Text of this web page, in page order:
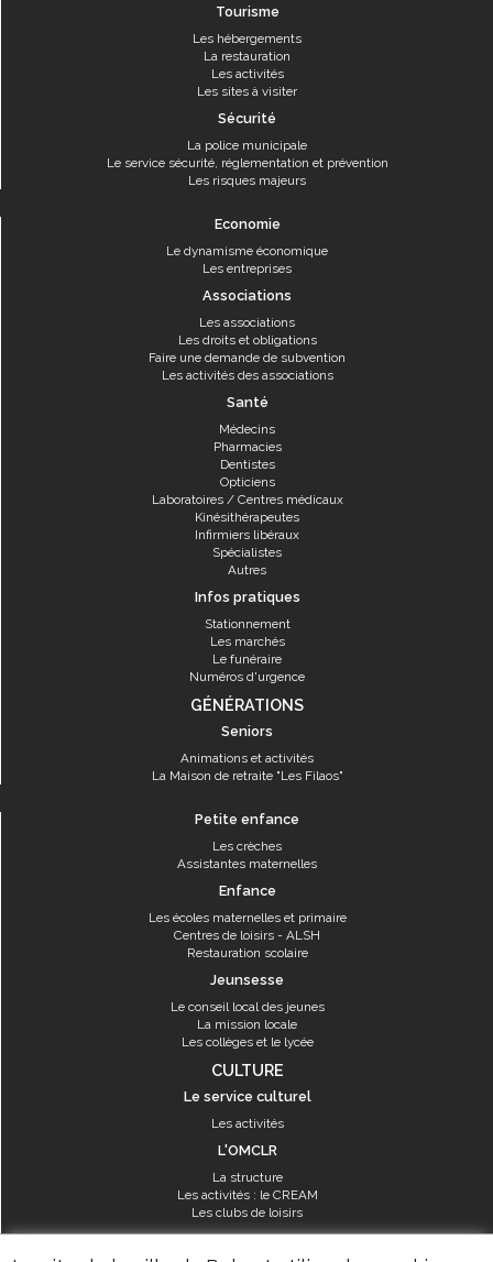
Tourisme
Les hébergements
La restauration
Les activités
Les sites à visiter
Sécurité
La police municipale
Le service sécurité, réglementation et prévention
Les risques majeurs
Economie
Le dynamisme économique
Les entreprises
Associations
Les associations
Les droits et obligations
Faire une demande de subvention
Les activités des associations
Santé
Médecins
Pharmacies
Dentistes
Opticiens
Laboratoires / Centres médicaux
Kinésithérapeutes
Infirmiers libéraux
Spécialistes
Autres
Infos pratiques
Stationnement
Les marchés
Le funéraire
Numéros d'urgence
GÉNÉRATIONS
Seniors
Animations et activités
La Maison de retraite "Les Filaos"
Petite enfance
Les crèches
Assistantes maternelles
Enfance
Les écoles maternelles et primaire
Centres de loisirs - ALSH
Restauration scolaire
Jeunsesse
Le conseil local des jeunes
La mission locale
Les collèges et le lycée
CULTURE
Le service culturel
Les activités
L'OMCLR
La structure
Les activités : le CREAM
Les clubs de loisirs
SPORT